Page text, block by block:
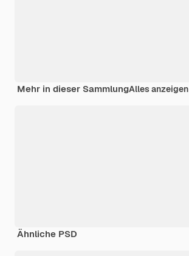
Mehr in dieser SammlungAlles anzeigen
Ähnliche PSD